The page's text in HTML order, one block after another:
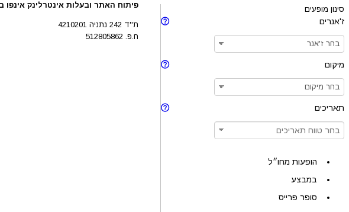
סינון מופעים
ז'אנרים
מיקום
תאריכים
הופעות מחו״ל
במבצע
סופר פרייס
פיתוח האתר ובעלות אינטרלינק אינפו
ת''ד 242 נתניה 4210201
ח.פ. 512805862